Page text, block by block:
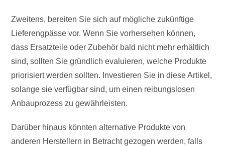
Zweitens, bereiten Sie sich auf mögliche zukünftige
Lieferengpässe vor. Wenn Sie vorhersehen können,
dass Ersatzteile oder Zubehör bald nicht mehr erhältlich
sind, sollten Sie gründlich evaluieren, welche Produkte
priorisiert werden sollten. Investieren Sie in diese Artikel,
solange sie verfügbar sind, um einen reibungslosen
Anbauprozess zu gewährleisten.
Darüber hinaus könnten alternative Produkte von
anderen Herstellern in Betracht gezogen werden, falls